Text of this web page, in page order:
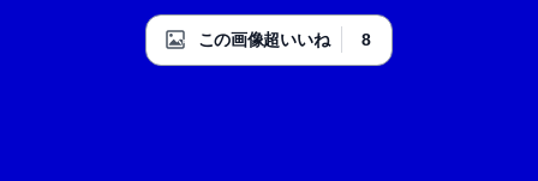
この画像超いいね 8